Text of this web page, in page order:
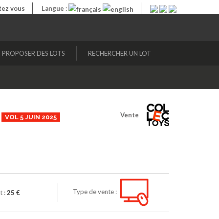
vous Langue :
PROPOSER DES LOTS RECHERCHER UN LOT
Vente
VOL 5 JUIN 2025
:25 € Type de vente :